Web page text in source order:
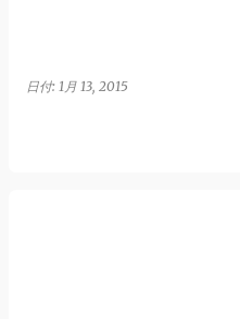
日付: 1月 13, 2015